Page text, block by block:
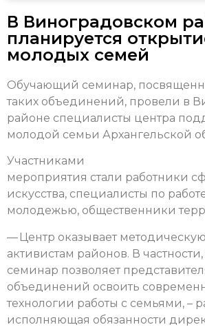
В Виноградовском
планируется
молодых семей
Обучающий семинар,
таких объединений, провели в
районе специалисты центра
молодой семьи Архангельской
Участниками
мероприятия стали работники
искусства, специалисты по
молодежью, общественники
— Центр оказывает
активистам районов. В
семинар позволяет
объединений освоить
технологии работы с семьями, –
исполняющая обязанности